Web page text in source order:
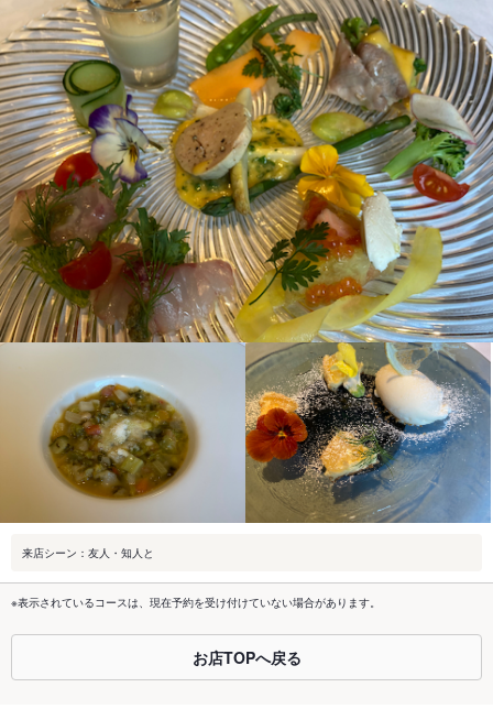
来店シーン：友人・知人と
※表示されているコースは、現在予約を受け付けていない場合があります。
お店TOPへ戻る